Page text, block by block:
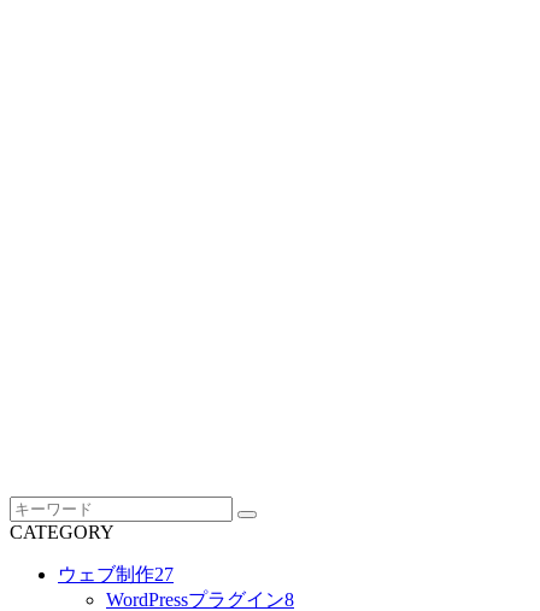
CATEGORY
ウェブ制作27
WordPressプラグイン8